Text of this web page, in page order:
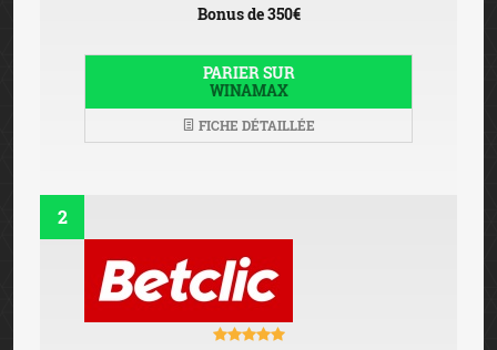
Bonus de 350€
PARIER SUR
WINAMAX
FICHE DÉTAILLÉE
2